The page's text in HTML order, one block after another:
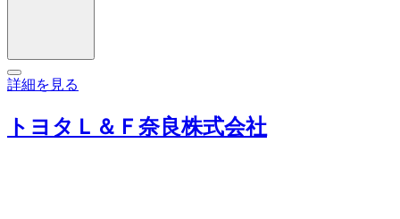
詳細を見る
トヨタＬ＆Ｆ奈良株式会社